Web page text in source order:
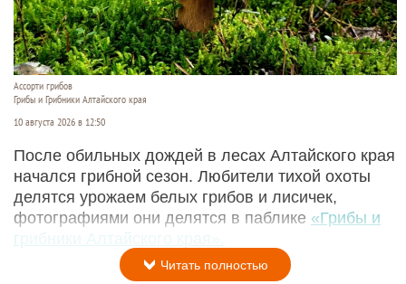
Ассорти грибов
Грибы и Грибники Алтайского края
10 августа 2026 в 12:50
После обильных дождей в лесах Алтайского края
начался грибной сезон. Любители тихой охоты
делятся урожаем белых грибов и лисичек,
фотографиями они делятся в паблике «Грибы и
грибники Алтайского края».
Читать полностью